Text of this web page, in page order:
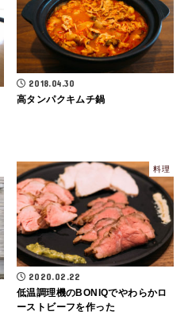
2018.04.30
高タンパクキムチ鍋
料理
2020.02.22
低温調理機のBONIQでやわらかロ
ーストビーフを作った